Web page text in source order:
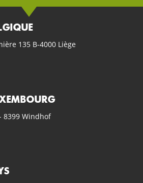
135 B-4000 Liège
8399 Windhof